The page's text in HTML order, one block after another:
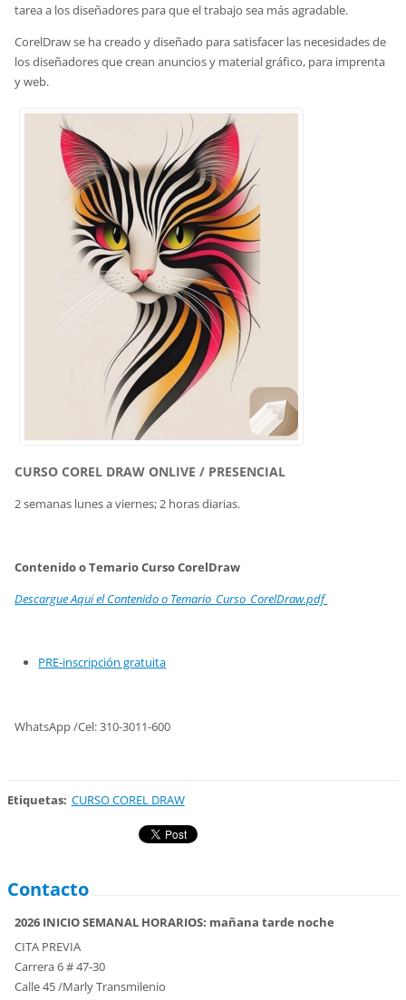
tarea a los diseñadores para que el trabajo sea más agradable.
CorelDraw se ha creado y diseñado para satisfacer las necesidades de
los diseñadores que crean anuncios y material gráfico, para imprenta
y web.
CURSO COREL DRAW ONLIVE / PRESENCIAL
2 semanas lunes a viernes; 2 horas diarias.
Contenido o Temario Curso CorelDraw
Descargue Aqui el Contenido o Temario_Curso_CorelDraw.pdf
PRE-inscripción gratuita
WhatsApp /Cel: 310-3011-600
Etiquetas: CURSO COREL DRAW
Contacto
2026 INICIO SEMANAL HORARIOS: mañana tarde noche
CITA PREVIA
Carrera 6 # 47-30
Calle 45 /Marly Transmilenio